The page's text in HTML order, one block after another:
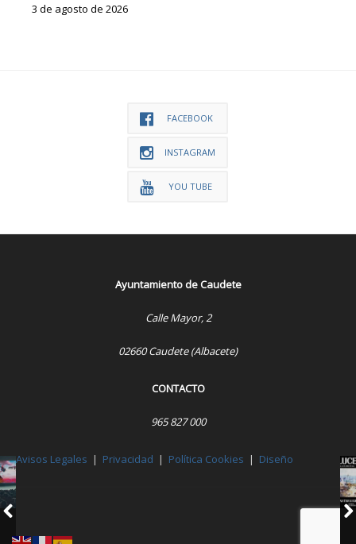
3 de agosto de 2026
FACEBOOK
INSTAGRAM
YOU TUBE
Ayuntamiento de Caudete
Calle Mayor, 2
02660 Caudete (Albacete)
CONTACTO
965 827 000
Avisos Legales | Privacidad | Política Cookies | Diseño